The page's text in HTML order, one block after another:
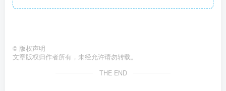
© 版权声明
文章版权归作者所有，未经允许请勿转载。
THE END